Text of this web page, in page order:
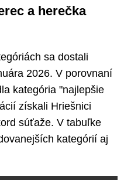
a herečka
sa dostali
2026. V porovnaní
kategória "najlepšie
získali Hriešnici
súťaže. V tabuľke
kategórií aj